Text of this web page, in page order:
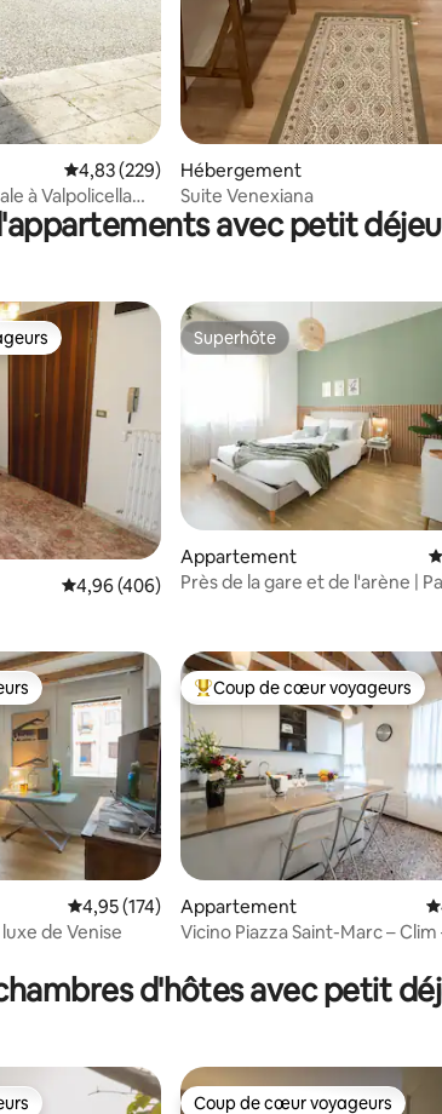
24 commentaires : 5 sur 5
Évaluation moyenne sur la base de 229
4,83 (229)
à Valpolicella
Hébergement
Suite Venexiana
avec petit
commentaires : 4,97 sur 5
les plus appréciés
Évaluation moyenne sur la base de 406
4,96 (406)
Superhôte
Superhôte
Appartement
Près de la gare et de l'arène |
commentaires : 4,99 sur 5
Évaluation moyenne sur la base de 174
4,95 (174)
de Venise
Coups de cœur voyageurs les
Coup de cœur voyageurs
Appartement
Vicino Piazza Saint-Marc – Clim
d'hôtes avec petit
Coup de cœur voyageurs